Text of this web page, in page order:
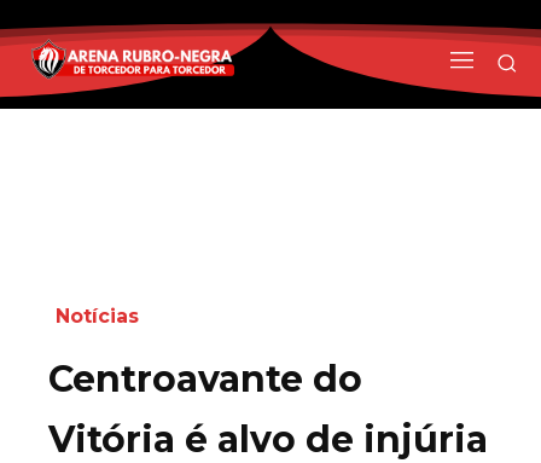
Notícias
Centroavante do
Vitória é alvo de injúria